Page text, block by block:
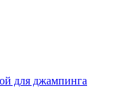
для джампинга